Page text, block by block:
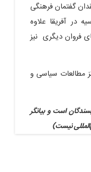
گفتمان فرهنگی
در آفریقا علاوه
فروان دیگری نیز
مطالعات سیاسی و
است و بیانگر
نیست)